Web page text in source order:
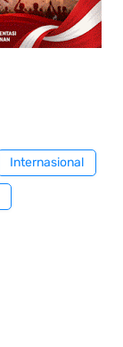
Internasional